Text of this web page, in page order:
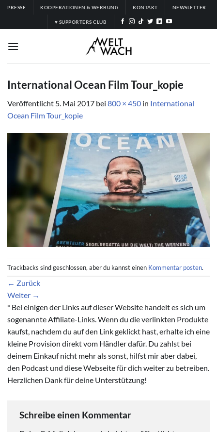
Zum
springen
PRESSE KOOPERATIONEN & WERBUNG KONTAKT NEWSLETTER
♥ SUPPORTERS CLUB
International Ocean Film Tour_kopie
Veröffentlicht 5. Mai 2017 bei 800 × 450 in International
Ocean Film Tour_kopie
Trackbacks sind geschlossen, aber du kannst einen Kommentar posten.
← Zurück
Weiter →
* Bei einigen der Links auf dieser Website handelt es sich um
sogenannte Affiliate-Links. Wenn du die verlinkten Produkte
kaufst, nachdem du auf den Link geklickt hast, erhalte ich eine
kleine Provision direkt vom Händler dafür. Du zahlst bei
deinem Einkauf nicht mehr als sonst, hilfst mir aber dabei,
den Podcast und diese Webseite für dich weiter zu betreiben.
Herzlichen Dank für deine Unterstützung!
Schreibe einen Kommentar